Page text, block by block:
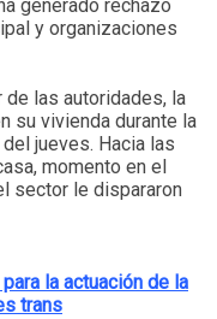
generado rechazo
y organizaciones
de las autoridades, la
su vivienda durante la
jueves. Hacia las
momento en el
sector le dispararon
la actuación de la
trans